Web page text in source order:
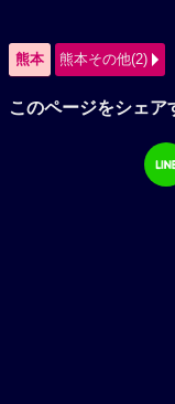
熊本 熊本その他(2)
このページをシェア